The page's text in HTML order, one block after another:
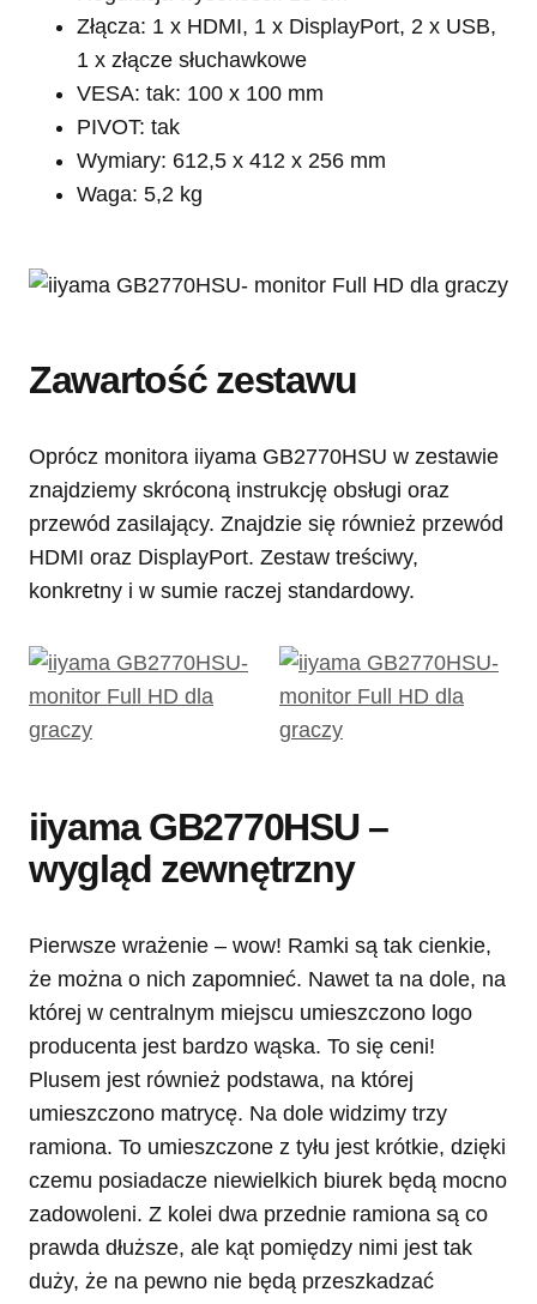
Złącza: 1 x HDMI, 1 x DisplayPort, 2 x USB,
1 x złącze słuchawkowe
VESA: tak: 100 x 100 mm
PIVOT: tak
Wymiary: 612,5 x 412 x 256 mm
Waga: 5,2 kg
Zawartość zestawu
Oprócz monitora iiyama GB2770HSU w zestawie
znajdziemy skróconą instrukcję obsługi oraz
przewód zasilający. Znajdzie się również przewód
HDMI oraz DisplayPort. Zestaw treściwy,
konkretny i w sumie raczej standardowy.
iiyama GB2770HSU –
wygląd zewnętrzny
Pierwsze wrażenie – wow! Ramki są tak cienkie,
że można o nich zapomnieć. Nawet ta na dole, na
której w centralnym miejscu umieszczono logo
producenta jest bardzo wąska. To się ceni!
Plusem jest również podstawa, na której
umieszczono matrycę. Na dole widzimy trzy
ramiona. To umieszczone z tyłu jest krótkie, dzięki
czemu posiadacze niewielkich biurek będą mocno
zadowoleni. Z kolei dwa przednie ramiona są co
prawda dłuższe, ale kąt pomiędzy nimi jest tak
duży, że na pewno nie będą przeszkadzać